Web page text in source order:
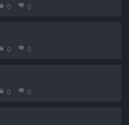
0 0
0 0
0 0